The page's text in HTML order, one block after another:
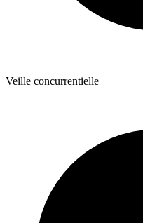
Veille concurrentielle